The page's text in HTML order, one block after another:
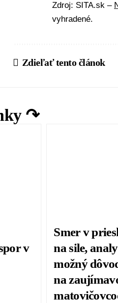
Zdroj: SITA.sk –
vyhradené.
Zdieľať tento článok
↷
v
Smer v
na sile,
možný
na